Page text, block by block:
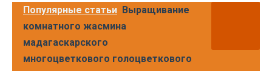
Популярные статьи Выращивание
комнатного жасмина
мадагаскарского
многоцветкового голоцветкового